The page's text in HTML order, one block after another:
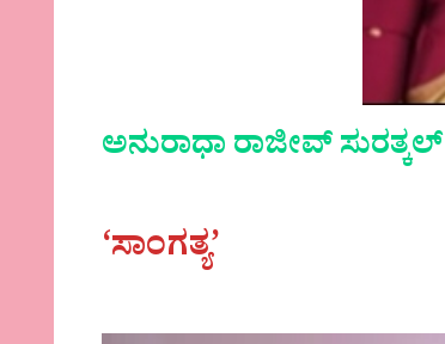
ಅನುರಾಧಾ ರಾಜೀವ್ ಸುರತ್ಕಲ್
‘ಸಾಂಗತ್ಯ’